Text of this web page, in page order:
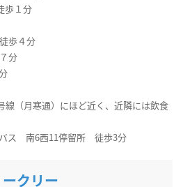
１分
歩４分
分
線（月寒通）にほど近く、近隣には飲食
バス 南6西11停留所 徒歩3分
クリー